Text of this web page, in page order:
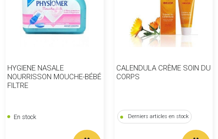
HYGIENE NASALE
NOURRISSON MOUCHE-BÉBÉ
FILTRE
En stock
CALENDULA CRÈME SOIN DU
CORPS
Derniers articles en stock